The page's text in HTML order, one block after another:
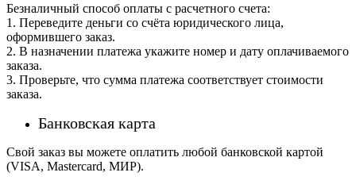
Безналичный способ оплаты с расчетного счета:
1. Переведите деньги со счёта юридического лица,
оформившего заказ.
2. В назначении платежа укажите номер и дату оплачиваемого
заказа.
3. Проверьте, что сумма платежа соответствует стоимости
заказа.
Банковская карта
Свой заказ вы можете оплатить любой банковской картой
(VISA, Mastercard, МИР).